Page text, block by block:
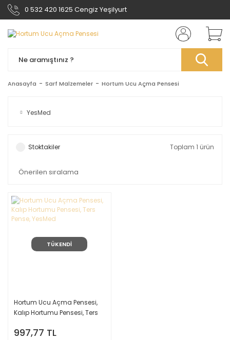
0 532 420 1625 Cengiz Yeşilyurt
Anasayfa Sarf Malzemeler Hortum Ucu Açma Pensesi
YesMed
Stoktakiler Toplam 1 ürün
TÜKENDİ
Hortum Ucu Açma Pensesi,
Kalıp Hortumu Pensesi, Ters
997,77 TL